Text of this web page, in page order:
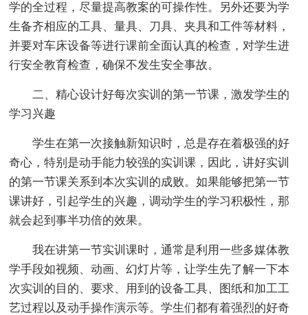
学的全过程，尽量提高教案的可操作性。另外还要为学
生备齐相应的工具、量具、刀具、夹具和工件等材料，
并要对车床设备等进行课前全面认真的检查，对学生进
行安全教育检查，确保不发生安全事故。
二、精心设计好每次实训的第一节课，激发学生的
学习兴趣
学生在第一次接触新知识时，总是存在着极强的好
奇心，特别是动手能力较强的实训课，因此，讲好实训
的第一节课关系到本次实训的成败。如果能够把第一节
课讲好，引起学生的兴趣，调动学生的学习积极性，那
就会起到事半功倍的效果。
我在讲第一节实训课时，通常是利用一些多媒体教
学手段如视频、动画、幻灯片等，让学生先了解一下本
次实训的目的、要求、用到的设备工具、图纸和加工工
艺过程以及动手操作演示等。学生们都有着强烈的好奇